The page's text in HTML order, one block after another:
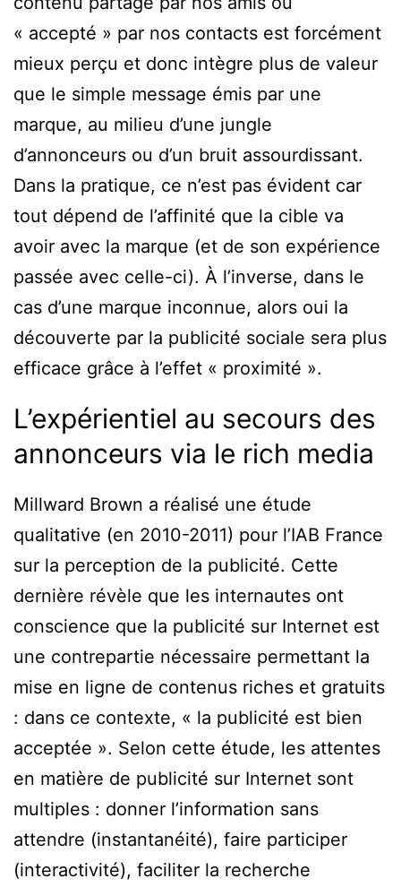
« accepté » par nos contacts est forcément
mieux perçu et donc intègre plus de valeur
que le simple message émis par une
marque, au milieu d’une jungle
d’annonceurs ou d’un bruit assourdissant.
Dans la pratique, ce n’est pas évident car
tout dépend de l’affinité que la cible va
avoir avec la marque (et de son expérience
passée avec celle-ci). À l’inverse, dans le
cas d’une marque inconnue, alors oui la
découverte par la publicité sociale sera plus
efficace grâce à l’effet « proximité ».
L’expérientiel au secours des
annonceurs via le rich media
Millward Brown a réalisé une étude
qualitative (en 2010-2011) pour l’IAB France
sur la perception de la publicité. Cette
dernière révèle que les internautes ont
conscience que la publicité sur Internet est
une contrepartie nécessaire permettant la
mise en ligne de contenus riches et gratuits
: dans ce contexte, « la publicité est bien
acceptée ». Selon cette étude, les attentes
en matière de publicité sur Internet sont
multiples : donner l’information sans
attendre (instantanéité), faire participer
(interactivité), faciliter la recherche